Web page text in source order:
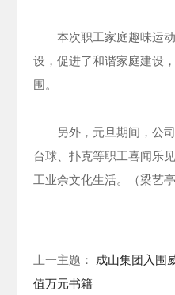
本次职工家庭趣味运动
设，促进了和谐家庭建设
围。
另外，元旦期间，公司
台球、扑克等职工喜闻乐
工业余文化生活。（梁艺亭
上一主题： 成山集团入围
值万元书籍